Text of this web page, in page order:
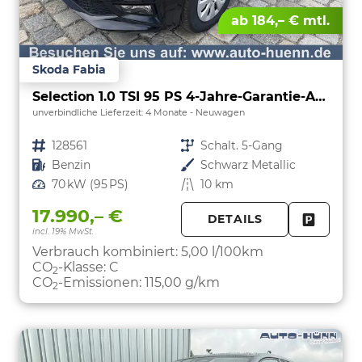
ab 184,– € mtl.
Skoda Fabia
Selection 1.0 TSI 95 PS 4-Jahre-Garantie-AppleCarPlay-AndroidAuto-LED-PDC-Sitzheizung-DAB-Klima
unverbindliche Lieferzeit: 4 Monate Neuwagen
Fahrzeugnr. 128561 Getriebe Schalt. 5-Gang
Kraftstoff Benzin Außenfarbe Schwarz Metallic
Leistung 70 kW (95 PS) Kilometerstand 10 km
17.990,– €
incl. 19% MwSt.
DETAILS
Verbrauch kombiniert: 5,00 l/100km
CO2-Klasse: C
CO2-Emissionen: 115,00 g/km